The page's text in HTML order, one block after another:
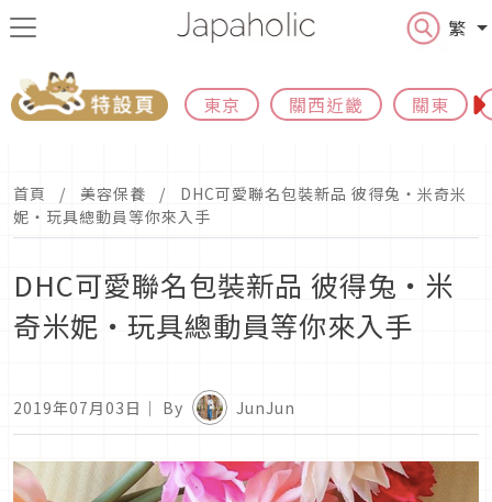
繁
東京 關西近畿 關東
首頁 美容保養
DHC可愛聯名包裝新品 彼得兔・米奇米
妮・玩具總動員等你來入手
DHC可愛聯名包裝新品 彼得兔・米
奇米妮・玩具總動員等你來入手
2019年07月03日 ｜ By JunJun